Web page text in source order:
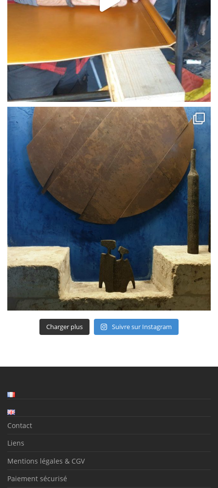
Charger plus Suivre sur Instagram
Contact
Liens
Mentions légales & CGV
Paiement sécurisé